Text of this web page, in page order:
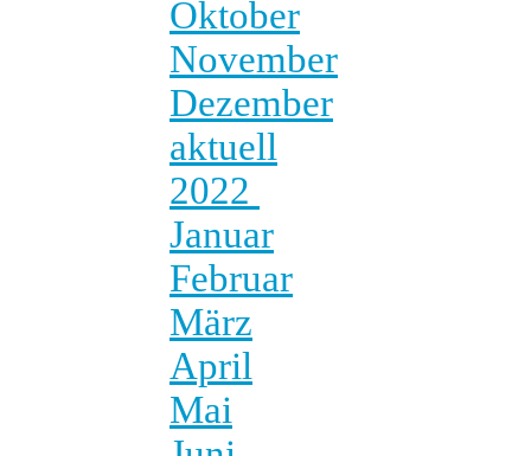
Oktober
November
Dezember
aktuell
2022
Januar
Februar
März
April
Mai